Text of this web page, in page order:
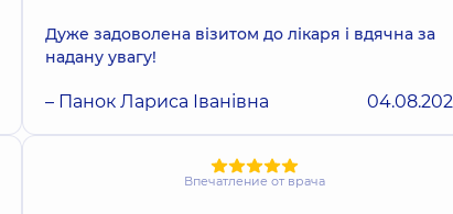
Дуже задоволена візитом до лікаря і вдячна за
надану увагу!
– Панок Лариса Іванівна
Впечатление от врача